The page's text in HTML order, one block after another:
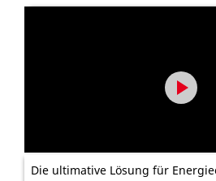
Die ultimative Lösung für